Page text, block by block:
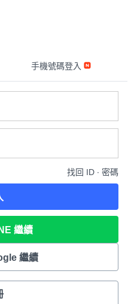
手機號碼登入
找回 ID ∙ 密碼
繼續
繼續